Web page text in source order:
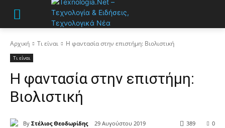
Αρχική Τι είναι Η φαντασία στην επιστήμη: Βιολιστική
Τι είναι
Η φαντασία στην επιστήμη:
Βιολιστική
By Στέλιος Θεοδωρίδης 29 Αυγούστου 2019 0
389